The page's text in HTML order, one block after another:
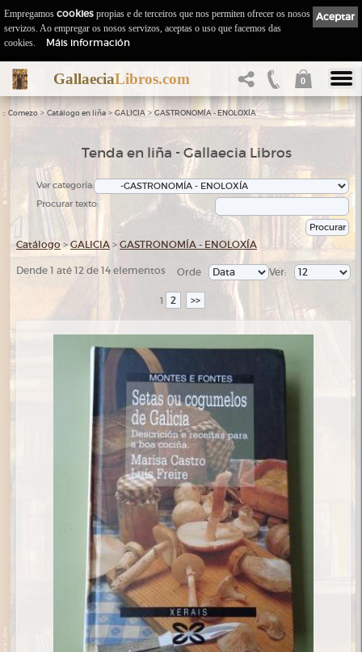
GallaeciaLibros.com 0
:: Comezo > Catálogo en liña > GALICIA> GASTRONOMÍA - ENOLOXÍA
Tenda en liña - Gallaecia Libros
Ver categoría:
Procurar texto:
Catálogo >GALICIA > GASTRONOMÍA - ENOLOXÍA
Dende 1 até 12 de 14 elementos Ver:
Orde
1 2 >>
Aceptar
Empregamos cookies propias e de terceiros que nos permiten ofrecer os nosos
servizos. Ao empregar os nosos servizos, aceptas o uso que facemos das
cookies.
Máis información